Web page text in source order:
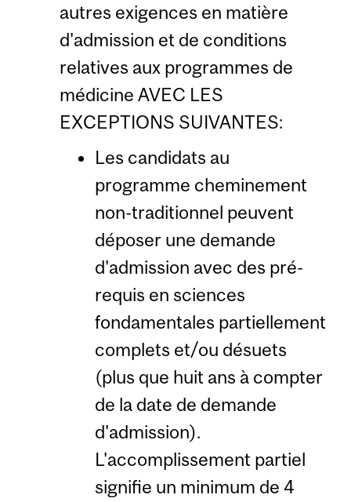
autres exigences en matière
d'admission et de conditions
relatives aux programmes de
médicine AVEC LES
EXCEPTIONS SUIVANTES:
Les candidats au
programme cheminement
non-traditionnel peuvent
déposer une demande
d'admission avec des pré-
requis en sciences
fondamentales partiellement
complets et/ou désuets
(plus que huit ans à compter
de la date de demande
d'admission).
L'accomplissement partiel
signifie un minimum de 4